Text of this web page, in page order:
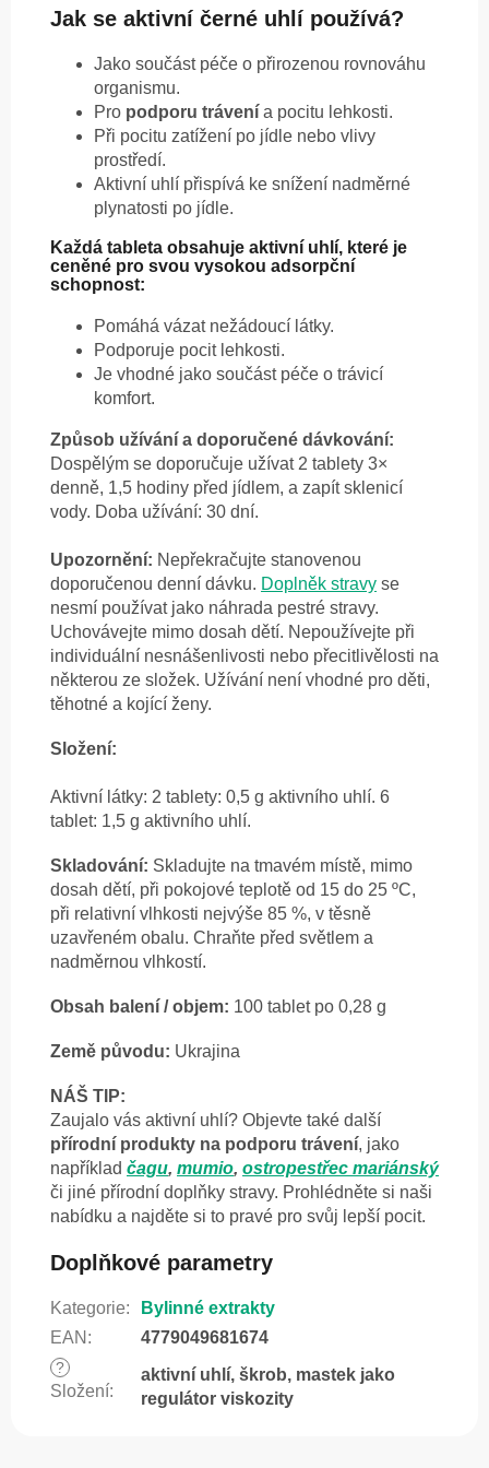
Jak se aktivní černé uhlí používá?
Jako součást péče o přirozenou rovnováhu
organismu.
Pro podporu trávení a pocitu lehkosti.
Při pocitu zatížení po jídle nebo vlivy
prostředí.
Aktivní uhlí přispívá ke snížení nadměrné
plynatosti po jídle.
Každá tableta obsahuje aktivní uhlí, které je
ceněné pro svou vysokou adsorpční
schopnost:
Pomáhá vázat nežádoucí látky.
Podporuje pocit lehkosti.
Je vhodné jako součást péče o trávicí
komfort.
Způsob užívání a doporučené dávkování:
Dospělým se doporučuje užívat 2 tablety 3×
denně, 1,5 hodiny před jídlem, a zapít sklenicí
vody. Doba užívání: 30 dní.
Upozornění: Nepřekračujte stanovenou
doporučenou denní dávku. Doplněk stravy se
nesmí používat jako náhrada pestré stravy.
Uchovávejte mimo dosah dětí. Nepoužívejte při
individuální nesnášenlivosti nebo přecitlivělosti na
některou ze složek. Užívání není vhodné pro děti,
těhotné a kojící ženy.
Složení:
Aktivní látky: 2 tablety: 0,5 g aktivního uhlí. 6
tablet: 1,5 g aktivního uhlí.
Skladování: Skladujte na tmavém místě, mimo
dosah dětí, při pokojové teplotě od 15 do 25 ºC,
při relativní vlhkosti nejvýše 85 %, v těsně
uzavřeném obalu. Chraňte před světlem a
nadměrnou vlhkostí.
Obsah balení / objem: 100 tablet po 0,28 g
Země původu: Ukrajina
NÁŠ TIP:
Zaujalo vás aktivní uhlí? Objevte také další
přírodní produkty na podporu trávení, jako
například čagu, mumio, ostropestřec mariánský
či jiné přírodní doplňky stravy. Prohlédněte si naši
nabídku a najděte si to pravé pro svůj lepší pocit.
Doplňkové parametry
Kategorie:
Bylinné extrakty
EAN : 4779049681674
?
Složení:
aktivní uhlí, škrob, mastek jako
regulátor viskozity